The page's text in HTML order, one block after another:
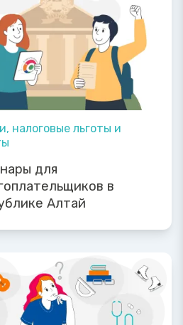
налоговые льготы и
для
в
Алтай